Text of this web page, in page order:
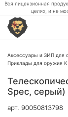
Вся лицензионная
целях, и не
Аксессуары и ЗИП для
Приклады для оружия
Spec, серый)
арт. 90050813798